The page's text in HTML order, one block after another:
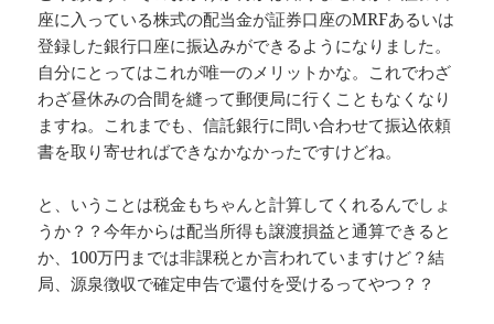
座に入っている株式の配当金が証券口座のMRFあるいは
登録した銀行口座に振込みができるようになりました。
自分にとってはこれが唯一のメリットかな。これでわざ
わざ昼休みの合間を縫って郵便局に行くこともなくなり
ますね。これまでも、信託銀行に問い合わせて振込依頼
書を取り寄せればできなかなかったですけどね。
と、いうことは税金もちゃんと計算してくれるんでしょ
うか？？今年からは配当所得も譲渡損益と通算できると
か、100万円までは非課税とか言われていますけど？結
局、源泉徴収で確定申告で還付を受けるってやつ？？